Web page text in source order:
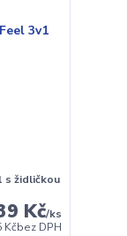
s židličkou
Kč/ks
Kčbez DPH